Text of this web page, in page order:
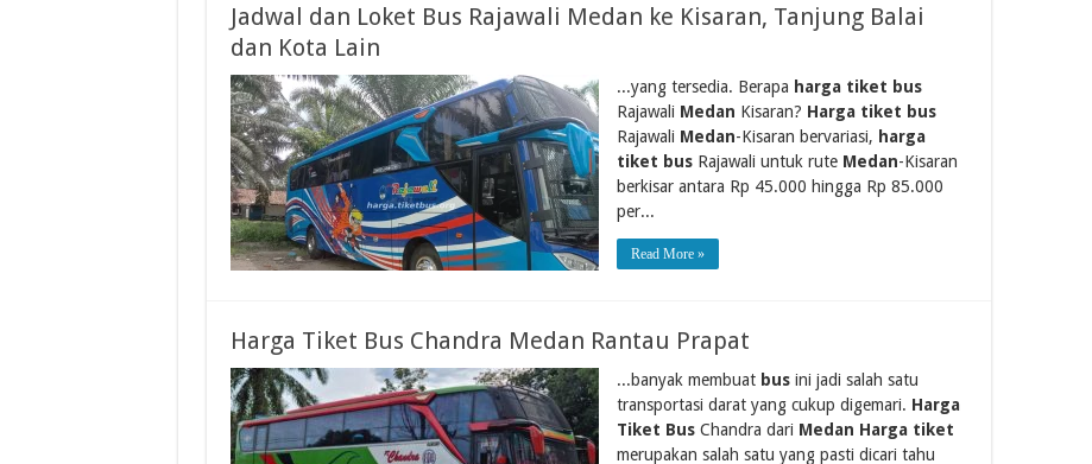
Jadwal dan Loket Bus Rajawali Medan ke Kisaran, Tanjung Balai
dan Kota Lain
...yang tersedia. Berapa harga tiket bus
Rajawali Medan Kisaran? Harga tiket bus
Rajawali Medan-Kisaran bervariasi, harga
tiket busRajawali untuk rute Medan-Kisaran
berkisar antara Rp 45.000 hingga Rp 85.000
per...
Read More »
Harga Tiket Bus Chandra Medan Rantau Prapat
...banyak membuat busini jadi salah satu
transportasi darat yang cukup digemari. Harga
Tiket BusChandra dari Medan Harga tiket
merupakan salah satu yang pasti dicari tahu